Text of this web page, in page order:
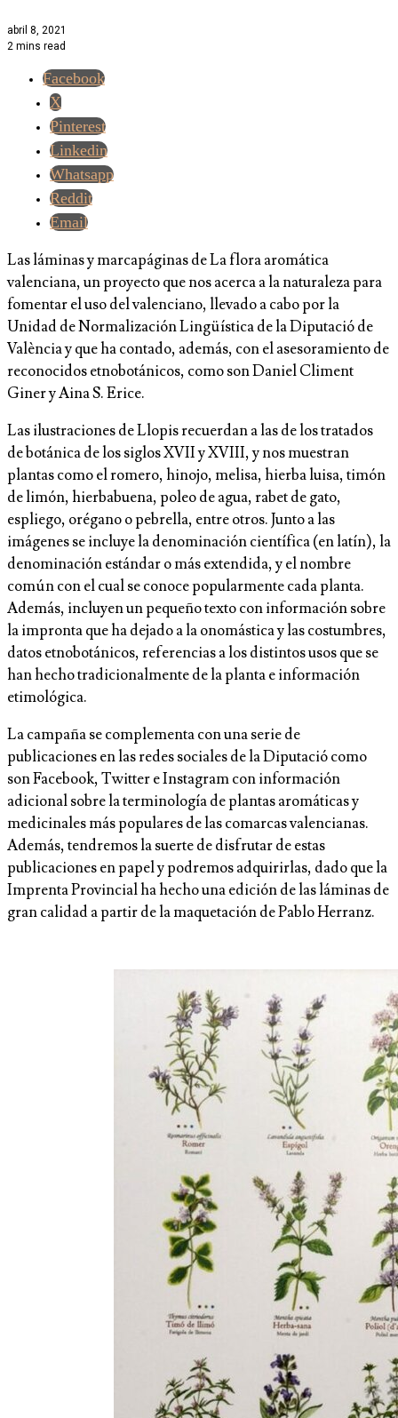
abril 8, 2021
2 mins read
Facebook
X
Pinterest
Linkedin
Whatsapp
Reddit
Email
Las láminas y marcapáginas de La flora aromática
valenciana, un proyecto que nos acerca a la naturaleza para
fomentar el uso del valenciano, llevado a cabo por la
Unidad de Normalización Lingüística de la Diputació de
València y que ha contado, además, con el asesoramiento de
reconocidos etnobotánicos, como son Daniel Climent
Giner y Aina S. Erice.
Las ilustraciones de Llopis recuerdan a las de los tratados
de botánica de los siglos XVII y XVIII, y nos muestran
plantas como el romero, hinojo, melisa, hierba luisa, timón
de limón, hierbabuena, poleo de agua, rabet de gato,
espliego, orégano o pebrella, entre otros. Junto a las
imágenes se incluye la denominación científica (en latín), la
denominación estándar o más extendida, y el nombre
común con el cual se conoce popularmente cada planta.
Además, incluyen un pequeño texto con información sobre
la impronta que ha dejado a la onomástica y las costumbres,
datos etnobotánicos, referencias a los distintos usos que se
han hecho tradicionalmente de la planta e información
etimológica.
La campaña se complementa con una serie de
publicaciones en las redes sociales de la Diputació como
son Facebook, Twitter e Instagram con información
adicional sobre la terminología de plantas aromáticas y
medicinales más populares de las comarcas valencianas.
Además, tendremos la suerte de disfrutar de estas
publicaciones en papel y podremos adquirirlas, dado que la
Imprenta Provincial ha hecho una edición de las láminas de
gran calidad a partir de la maquetación de Pablo Herranz.